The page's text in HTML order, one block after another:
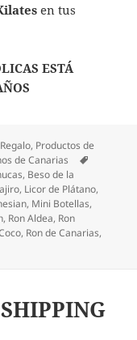
en tus
ESTÁ
, Productos de
de Canarias
, Beso de la
, Licor de Plátano,
, Mini Botellas,
, Ron Aldea, Ron
, Ron de Canarias,